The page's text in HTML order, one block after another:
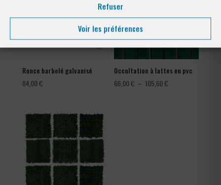
Refuser
Voir les préférences
Ronce barbelé galvanisé
84,00€
Occultation à lattes en pvc
66,00€ – 105,60€